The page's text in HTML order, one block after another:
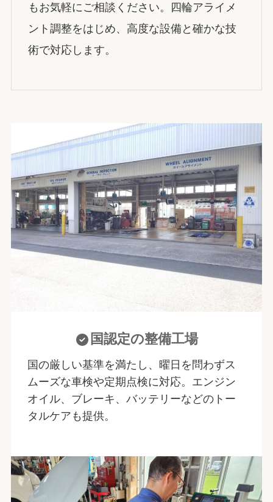
もお気軽にご相談ください。四輪アライメ
ント調整をはじめ、高度な設備と確かな技
術で対応します。
国認定の整備工場
国の厳しい基準を満たし、曜日を問わずス
ムーズな車検や定期点検に対応。エンジン
オイル、ブレーキ、バッテリーなどのトー
タルケアも提供。